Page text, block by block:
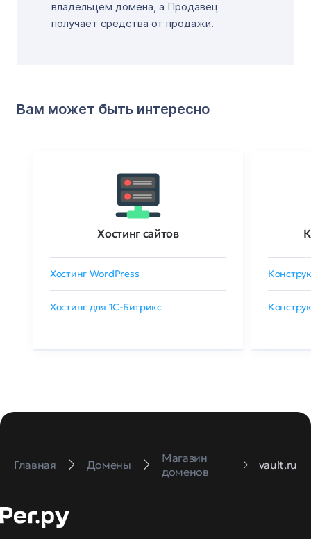
владельцем домена, а Продавец
получает средства от продажи.
Вам может быть интересно
Хостинг сайтов
Хостинг WordPress
Хостинг для 1C-Битрикс
Главная Домены
Магазин
доменов
vault.ru